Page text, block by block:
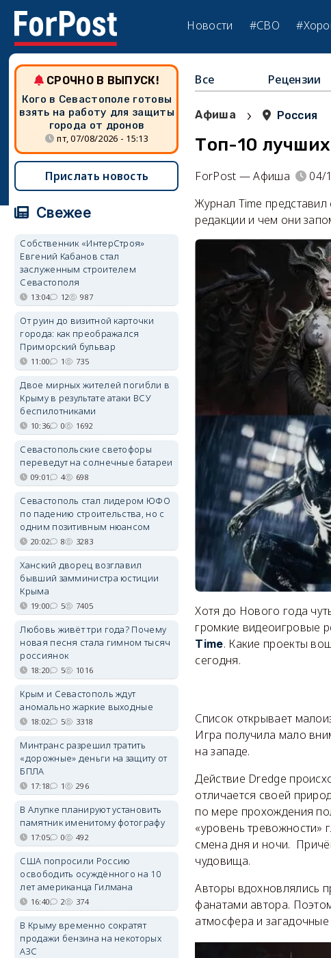
Новости #СВО
Все Рецензии
Афиша › Россия
Топ-10
ForPost — Афиша
04/
Журнал Time
редакции и чем они
Хотя до Нового года
громкие видеоигровые
Time. Какие проекты
сегодня.
Список открывает
Игра получила мало
на западе.
Действие Dredge
отличается своей
по мере прохождения
«уровень тревожности»
смена дня и ночи.
чудовища.
Авторы вдохновлялись
фанатами автора.
атмосфера и
СРОЧНО В ВЫПУСК!
Кого в Севастополе готовы
взять на работу для защиты
города от дронов
пт, 07/08/2026 - 15:13
Прислать новость
Свежее
Собственник «ИнтерСтроя»
Евгений Кабанов стал
заслуженным строителем
Севастополя
13:04 12 987
От руин до визитной карточки
города: как преображался
Приморский бульвар
11:00 1 735
Двое мирных жителей погибли в
Крыму в результате атаки ВСУ
беспилотниками
10:36 0 1692
Севастопольские светофоры
переведут на солнечные батареи
09:01 4 698
Севастополь стал лидером ЮФО
по падению строительства, но с
одним позитивным нюансом
20:02 8 3283
Ханский дворец возглавил
бывший замминистра юстиции
Крыма
19:00 5 7405
Любовь живёт три года? Почему
новая песня стала гимном тысяч
россиянок
18:20 5 1016
Крым и Севастополь ждут
аномально жаркие выходные
18:02 5 3318
Минтранс разрешил тратить
«дорожные» деньги на защиту от
БПЛА
17:18 1 296
В Алупке планируют установить
памятник именитому фотографу
17:05 0 492
США попросили Россию
освободить осуждённого на 10
лет американца Гилмана
16:40 2 374
В Крыму временно сократят
продажи бензина на некоторых
АЗС